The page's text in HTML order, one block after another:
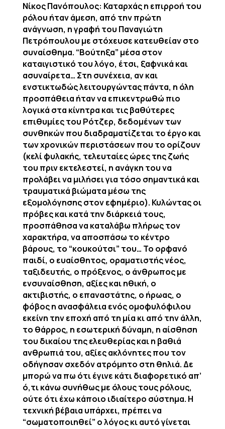
Νίκος Πανόπουλος: Καταρχάς η επιρροή του
ρόλου ήταν άμεση, από την πρώτη
ανάγνωση, η γραφή του Παναγιώτη
Πετρόπουλου με στόχευσε κατευθείαν στο
συναίσθημα. “Βούτηξα” μέσα στον
καταιγιστικό του λόγο, έτσι, ξαφνικά και
ασυναίρετα… Στη συνέχεια, αν και
ενστικτωδώς λειτουργώντας πάντα, η όλη
προσπάθεια ήταν να επικεντρωθώ πιο
λογικά στα κίνητρα και τις βαθύτερες
επιθυμίες του Ρότζερ, δεδομένων των
συνθηκών που διαδραματίζεται το έργο και
των χρονικών περιστάσεων που το ορίζουν
(κελί φυλακής, τελευταίες ώρες της ζωής
του πριν εκτελεστεί, η ανάγκη του να
προλάβει να μιλήσει για τόσο σημαντικά και
τραυματικά βιώματα μέσω της
εξομολόγησης στον εφημέριο). Κυλώντας οι
πρόβες και κατά την διάρκειά τους,
προσπάθησα να καταλάβω πλήρως τον
χαρακτήρα, να αποσπάσω το κέντρο
βάρους, το “κουκούτσι” του… Το ορφανό
παιδί, ο ευαίσθητος, οραματιστής νέος,
ταξιδευτής, ο πρόξενος, ο άνθρωπος με
ενσυναίσθηση, αξίες και ηθική, ο
ακτιβιστής, ο επαναστάτης, ο ήρωας, ο
φόβος η ανασφάλεια ενός ομοφυλόφιλου
εκείνη την εποχή από τη μία κι από την άλλη,
το θάρρος, η εσωτερική δύναμη, η αίσθηση
του δικαίου της ελευθερίας και η βαθιά
ανθρωπιά του, αξίες ακλόνητες που τον
οδήγησαν σχεδόν ατρόμητο στη θηλιά. Δε
μπορώ να πω ότι έγινε κάτι διαφορετικό απ’
ό,τι κάνω συνήθως με όλους τους ρόλους,
ούτε ότι έχω κάποιο ιδιαίτερο σύστημα. Η
τεχνική βέβαια υπάρχει, πρέπει να
“σωματοποιηθεί” ο λόγος κι αυτό γίνεται